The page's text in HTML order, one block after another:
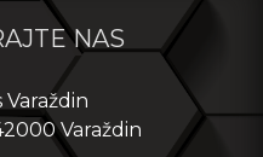
NAS
Varaždin
Varaždin